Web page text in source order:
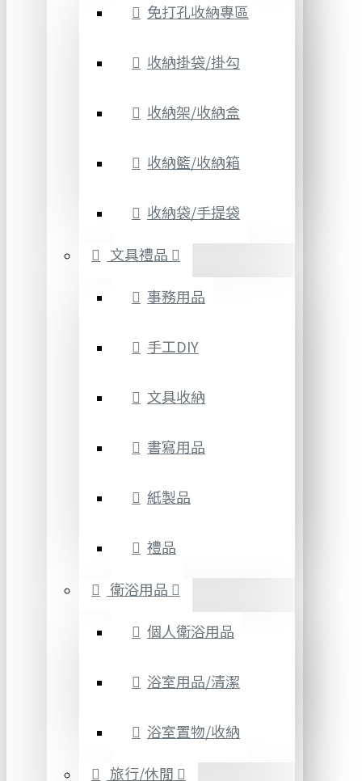
免打孔收納專區
收納掛袋/掛勾
收納架/收納盒
收納籃/收納箱
收納袋/手提袋
文具禮品
事務用品
手工DIY
文具收納
書寫用品
紙製品
禮品
衛浴用品
個人衛浴用品
浴室用品/清潔
浴室置物/收納
旅行/休閒